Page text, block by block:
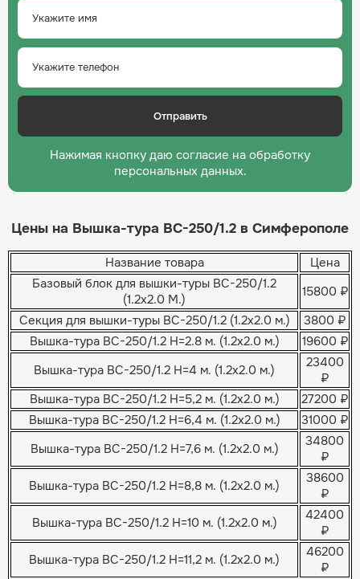
Нажимая кнопку даю согласие на обработку
персональных данных.
Цены на Вышка-тура ВС-250/1.2 в Симферополе
Название товара
Цена
Базовый блок для вышки-туры ВС-250/1.2
(1.2х2.0 М.)
15800 ₽
Секция для вышки-туры ВС-250/1.2 (1.2х2.0 м.)
3800 ₽
Вышка-тура ВС-250/1.2 H=2.8 м. (1.2х2.0 м.)
19600 ₽
Вышка-тура ВС-250/1.2 H=4 м. (1.2х2.0 м.)
23400
₽
Вышка-тура ВС-250/1.2 H=5,2 м. (1.2х2.0 м.)
27200 ₽
Вышка-тура ВС-250/1.2 H=6,4 м. (1.2х2.0 м.)
31000 ₽
Вышка-тура ВС-250/1.2 H=7,6 м. (1.2х2.0 м.)
34800
₽
Вышка-тура ВС-250/1.2 H=8,8 м. (1.2х2.0 м.)
38600
₽
Вышка-тура ВС-250/1.2 H=10 м. (1.2х2.0 м.)
42400
₽
Вышка-тура ВС-250/1.2 H=11,2 м. (1.2х2.0 м.)
46200
₽